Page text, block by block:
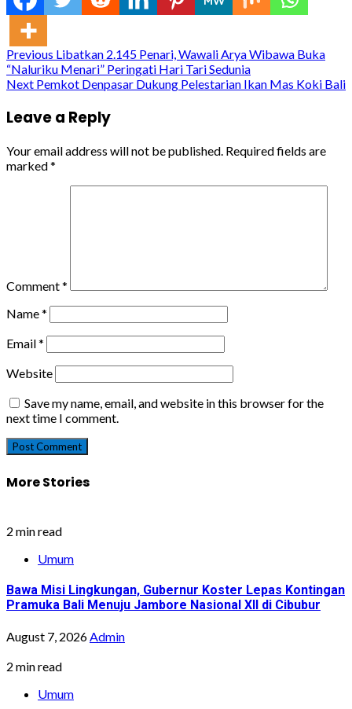
Continue
Reading
Previous Libatkan 2.145 Penari, Wawali Arya Wibawa Buka
“Naluriku Menari” Peringati Hari Tari Sedunia
Next Pemkot Denpasar Dukung Pelestarian Ikan Mas Koki Bali
Leave a Reply
Your email address will not be published. Required fields are
marked*
Comment*
Name*
Email*
Website
Save my name, email, and website in this browser for the
next time I comment.
More Stories
2 min read
Umum
Bawa Misi Lingkungan, Gubernur Koster Lepas Kontingan
Pramuka Bali Menuju Jambore Nasional XII di Cibubur
August 7, 2026Admin
2 min read
Umum